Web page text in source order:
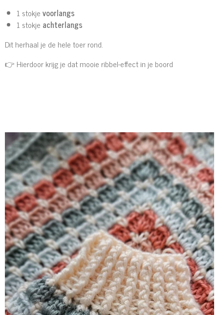
1 stokjevoorlangs
1 stokje achterlangs
Dit herhaal je de hele toer rond.
👉 Hierdoor krijg je dat mooie ribbel-effect in je boord